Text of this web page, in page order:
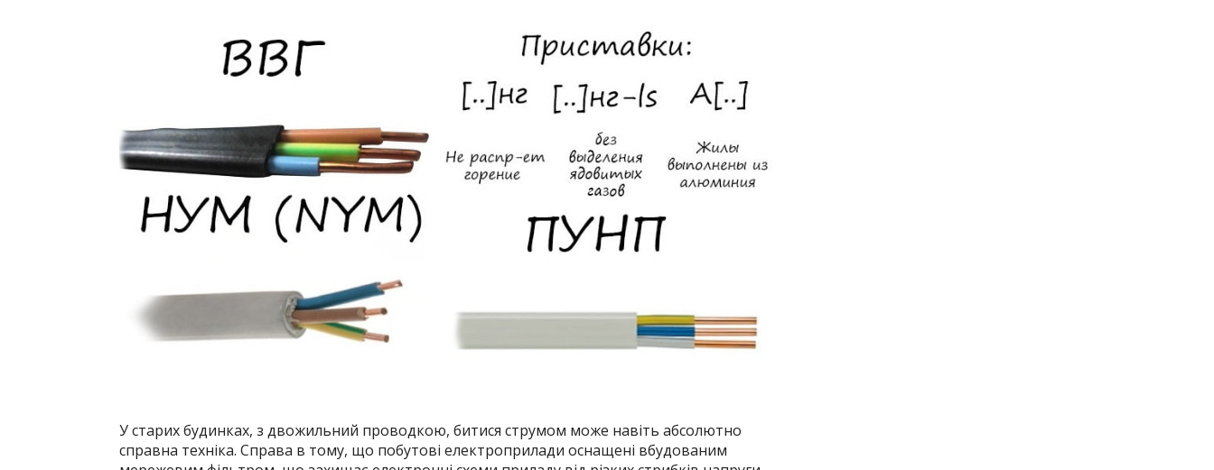
У старих будинках, з двожильний проводкою, битися струмом може навіть абсолютно
справна техніка. Справа в тому, що побутові електроприлади оснащені вбудованим